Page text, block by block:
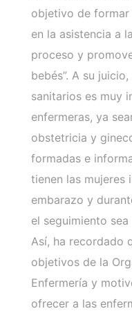
objetivo de formar
en la asistencia a
proceso y
bebés”. A su
sanitarios es muy
enfermeras, ya
obstetricia y
formadas e
tienen las mujeres
embarazo y
el seguimiento
Así, ha recordado
objetivos de la
Enfermería y
ofrecer a las